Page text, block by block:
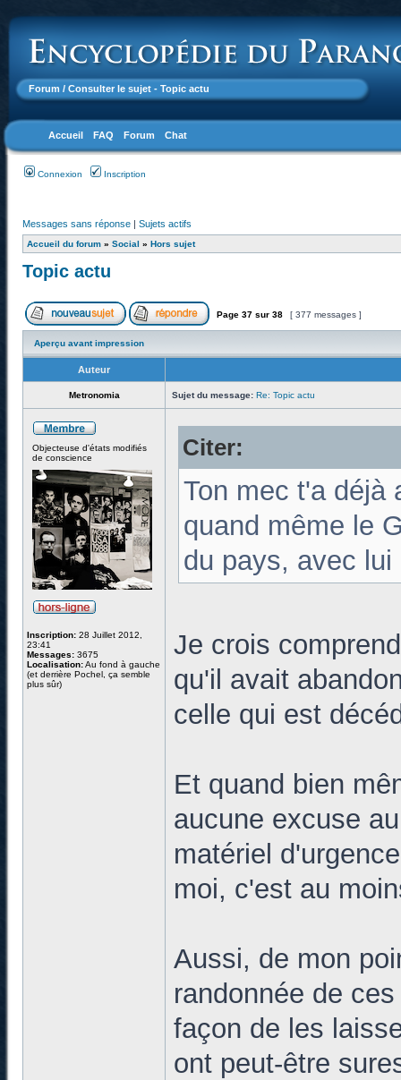
Forum / Consulter le sujet - Topic actu
Accueil FAQ Forum Chat
Connexion Inscription
Messages sans réponse | Sujets actifs
Accueil du forum » Social » Hors sujet
Topic actu
Page 37 sur 38 [ 377 messages ]
Aperçu avant impression
Auteur
Metronomia Sujet du message: Re: Topic actu
Objecteuse d'états modifiés
de conscience
Inscription: 28 Juillet 2012,
23:41
Messages: 3675
Localisation:Au fond à gauche
(et derrière Pochel, ça semble
plus sûr)
Citer:
Ton mec t'a déjà
quand même le
du pays, avec lui
Je crois
qu'il avait
celle qui est
Et quand bien
aucune excuse
matériel
moi, c'est au
Aussi, de mon
randonnée de
façon de les
ont peut-être